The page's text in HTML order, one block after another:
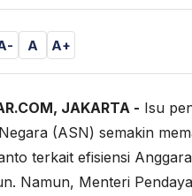
A A+
JAKARTA - Isu
(ASN) semakin
terkait efisiensi
Namun, Menteri